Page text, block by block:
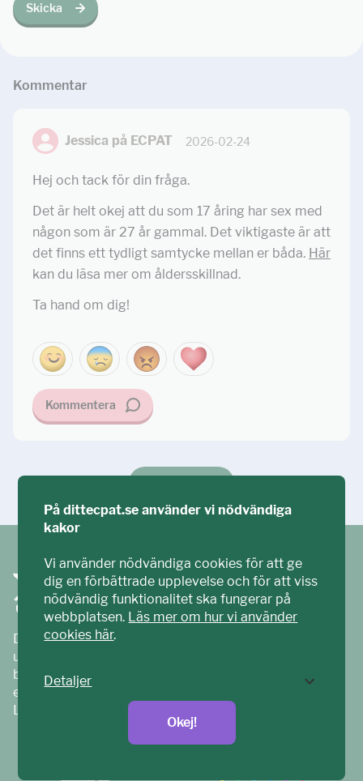
Skicka
Kommentar
Jessica på ECPAT 2026-02-24
Hej och tack för din fråga.
Det är helt okej att du som 17 åring har sex med
någon som är 27 år gammal. Det viktigaste är att
det finns ett tydligt samtycke mellan er båda. Här
kan du läsa mer om åldersskillnad.
Ta hand om dig!
Kommentera
Ditt ECPAT har tagits fram tillsammans med barn och
unga. Vi är en del av ECPAT Sverige – en
barnrättsorganisation som arbetar mot sexuell
exploatering av barn.
Läs mer på
ecpat.se
På dittecpat.se använder vi nödvändiga
kakor
Vi använder nödvändiga cookies för att ge
dig en förbättrade upplevelse och för att viss
nödvändig funktionalitet ska fungerar på
webbplatsen. Läs mer om hur vi använder
cookies här.
Detaljer
Okej!